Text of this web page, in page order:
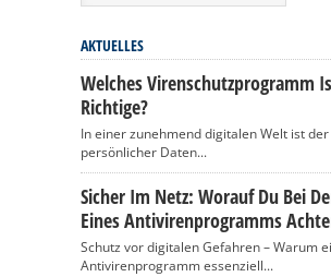
AKTUELLES
Welches Virenschutzprogramm
Richtige?
In einer zunehmend digitalen Welt ist der
persönlicher Daten...
Sicher Im Netz: Worauf Du Bei
Eines Antivirenprogramms
Schutz vor digitalen Gefahren – Warum
Antivirenprogramm essenziell...